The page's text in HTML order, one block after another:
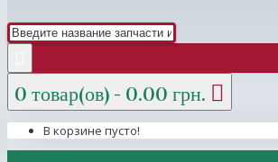
0 товар(ов) - 0.00 грн.
В корзине пусто!